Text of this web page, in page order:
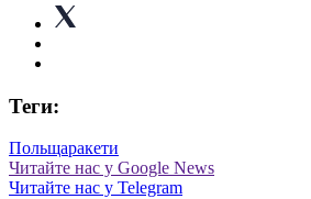
Теги:
Польщаракети
Читайте нас у Google News
Читайте нас у Telegram